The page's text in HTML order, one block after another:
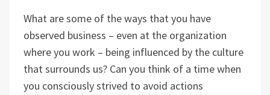
What are some of the ways that you have
observed business – even at the organization
where you work – being influenced by the culture
that surrounds us? Can you think of a time when
you consciously strived to avoid actions